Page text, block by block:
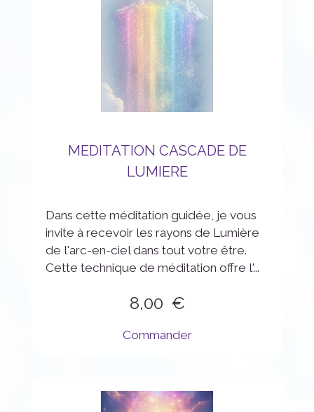
MEDITATION CASCADE DE
LUMIERE
Dans cette méditation guidée, je vous
invite à recevoir les rayons de Lumière
de l'arc-en-ciel dans tout votre être.
Cette technique de méditation offre l'...
8,00
Commander